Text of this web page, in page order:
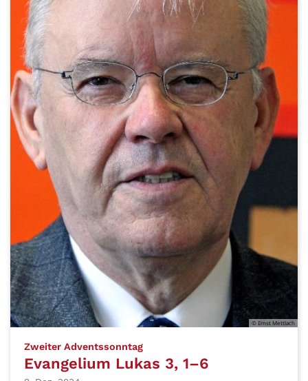
© Ernst Mettlach
Zweiter Adventssonntag:
Evangelium Lukas 3, 1–6